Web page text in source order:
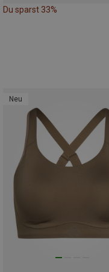
Du sparst 33%
Neu